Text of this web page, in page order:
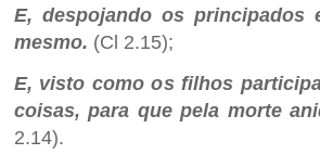
E, despojando os principados
mesmo. (Cl 2.15);
E, visto como os filhos
coisas, para que pela morte
2.14).